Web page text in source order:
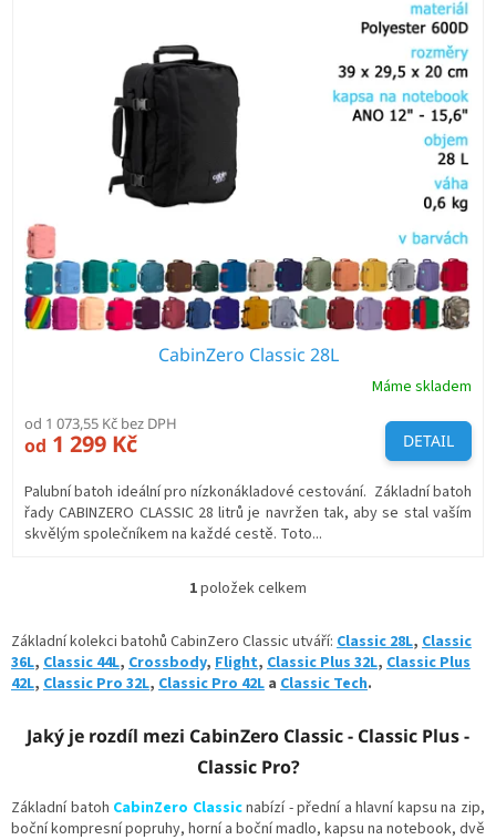
CabinZero Classic 28L
Máme skladem
od 1 073,55 Kč bez DPH
od 1 299 Kč DETAIL
Palubní batoh ideální pro nízkonákladové cestování. Základní batoh
řady CABINZERO CLASSIC 28 litrů je navržen tak, aby se stal vaším
skvělým společníkem na každé cestě. Toto...
O
l
á
d
c
í
p
v
k
1položek celkem
Základní kolekci batohů CabinZero Classic utváří: Classic 28L, Classic
36L, Classic 44L, Crossbody, Flight, Classic Plus 32L, Classic Plus
42L, Classic Pro 32L, Classic Pro 42L a Classic Tech.
Jaký je rozdíl mezi CabinZero Classic - Classic Plus -
Classic Pro?
Základní batoh CabinZero Classicnabízí - přední a hlavní kapsu na zip,
boční kompresní popruhy, horní a boční madlo, kapsu na notebook, dvě